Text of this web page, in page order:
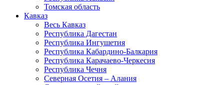
Томская область
Кавказ
Весь Кавказ
Республика Дагестан
Республика Ингушетия
Республика Кабардино-Балкария
Республика Карачаево-Черкесия
Республика Чечня
Северная Осетия – Алания